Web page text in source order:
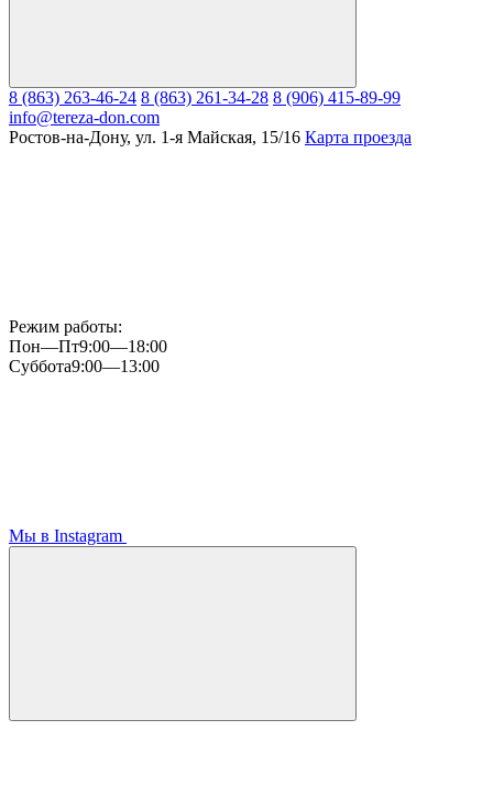
8 (863) 263-46-24 8 (863) 261-34-28 8 (906) 415-89-99
info@tereza-don.com
Ростов-на-Дону, ул. 1-я Майская, 15/16 Карта проезда
Режим работы:
Пон—Пт9:00—18:00
Суббота9:00—13:00
Мы в Instagram